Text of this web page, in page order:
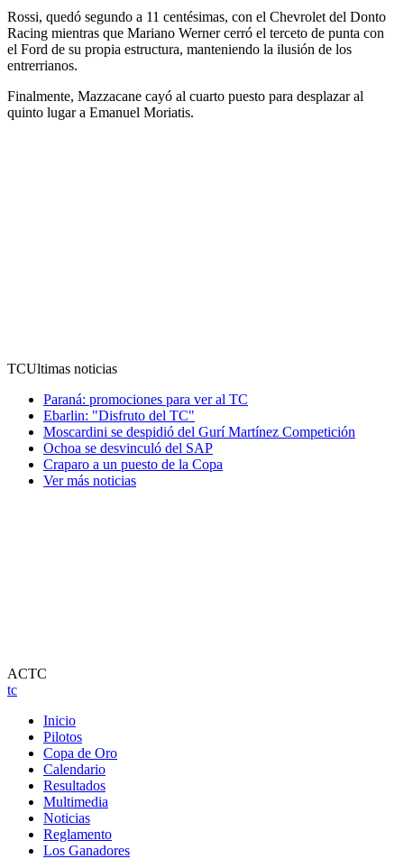
Rossi, quedó segundo a 11 centésimas, con el Chevrolet del Donto
Racing mientras que Mariano Werner cerró el terceto de punta con
el Ford de su propia estructura, manteniendo la ilusión de los
entrerrianos.
Finalmente, Mazzacane cayó al cuarto puesto para desplazar al
quinto lugar a Emanuel Moriatis.
TCUltimas noticias
Paraná: promociones para ver al TC
Ebarlin: "Disfruto del TC"
Moscardini se despidió del Gurí Martínez Competición
Ochoa se desvinculó del SAP
Craparo a un puesto de la Copa
Ver más noticias
ACTC
tc
Inicio
Pilotos
Copa de Oro
Calendario
Resultados
Multimedia
Noticias
Reglamento
Los Ganadores